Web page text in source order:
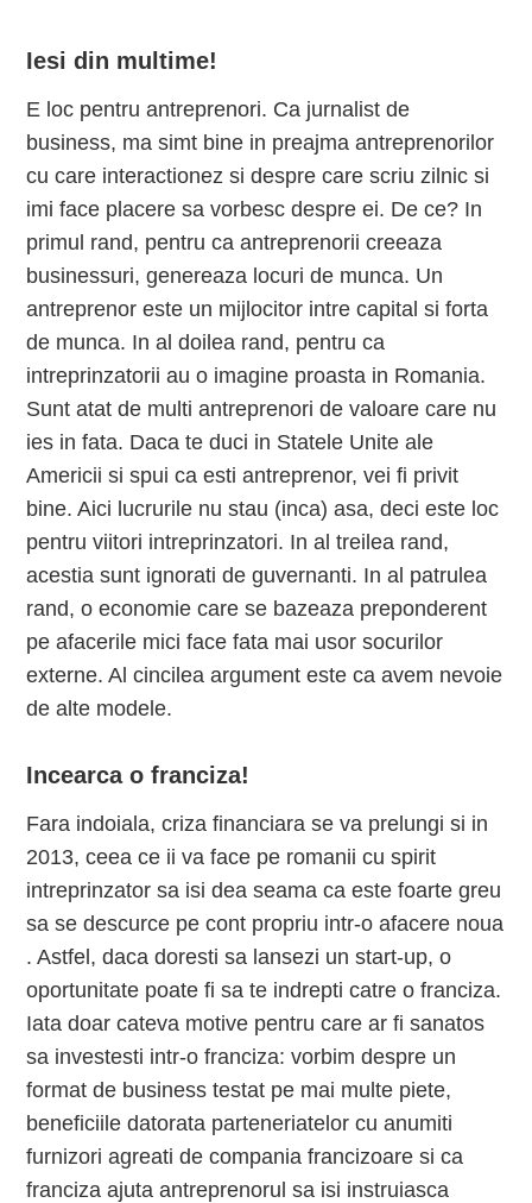
Iesi din multime!
E loc pentru antreprenori. Ca jurnalist de
business, ma simt bine in preajma antreprenorilor
cu care interactionez si despre care scriu zilnic si
imi face placere sa vorbesc despre ei. De ce? In
primul rand, pentru ca antreprenorii creeaza
businessuri, genereaza locuri de munca. Un
antreprenor este un mijlocitor intre capital si forta
de munca. In al doilea rand, pentru ca
intreprinzatorii au o imagine proasta in Romania.
Sunt atat de multi antreprenori de valoare care nu
ies in fata. Daca te duci in Statele Unite ale
Americii si spui ca esti antreprenor, vei fi privit
bine. Aici lucrurile nu stau (inca) asa, deci este loc
pentru viitori intreprinzatori. In al treilea rand,
acestia sunt ignorati de guvernanti. In al patrulea
rand, o economie care se bazeaza preponderent
pe afacerile mici face fata mai usor socurilor
externe. Al cincilea argument este ca avem nevoie
de alte modele.
Incearca o franciza!
Fara indoiala, criza financiara se va prelungi si in
2013, ceea ce ii va face pe romanii cu spirit
intreprinzator sa isi dea seama ca este foarte greu
sa se descurce pe cont propriu intr-o afacere noua
. Astfel, daca doresti sa lansezi un start-up, o
oportunitate poate fi sa te indrepti catre o franciza.
Iata doar cateva motive pentru care ar fi sanatos
sa investesti intr-o franciza: vorbim despre un
format de business testat pe mai multe piete,
beneficiile datorata parteneriatelor cu anumiti
furnizori agreati de compania francizoare si ca
franciza ajuta antreprenorul sa isi instruiasca